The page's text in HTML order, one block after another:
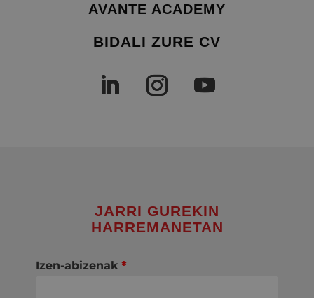
AVANTE ACADEMY
BIDALI ZURE CV
JARRI GUREKIN
HARREMANETAN
Izen-abizenak *